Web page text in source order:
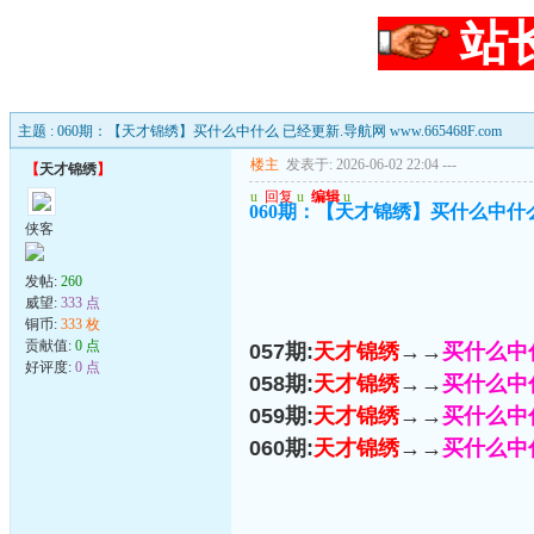
站
主题 : 060期：【天才锦绣】买什么中什么 已经更新.导航网 www.665468F.com
【天才锦绣】
侠客
发帖: 260
威望: 333 点
铜币: 333 枚
贡献值: 0 点
好评度: 0 点
楼主 发表于: 2026-06-02 22:04 ---
u 回复 u 编辑 u
060期：【天才锦绣】买什么中什
057期:天才锦绣→→买什么中
058期:天才锦绣→→买什么中
059期:天才锦绣→→买什么中
060期:天才锦绣→→买什么中